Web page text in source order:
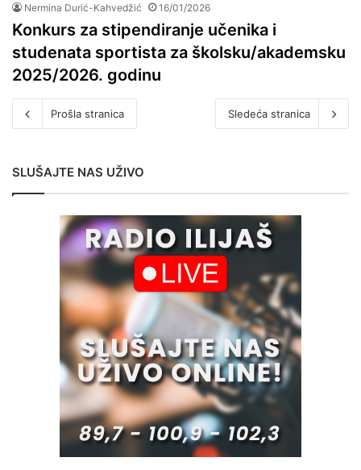
Nermina Durić-Kahvedžić 16/01/2026
Konkurs za stipendiranje učenika i
studenata sportista za školsku/akademsku
2025/2026. godinu
Prošla stranica Sledeća stranica
SLUŠAJTE NAS UŽIVO